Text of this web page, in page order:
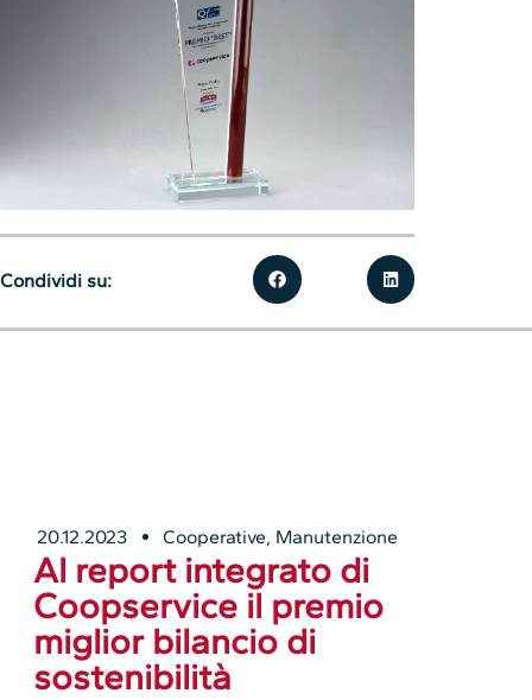
20.12.2023 Cooperative, Manutenzione
Al report integrato di
Coopservice il premio
miglior bilancio di
sostenibilità
Condividi su: